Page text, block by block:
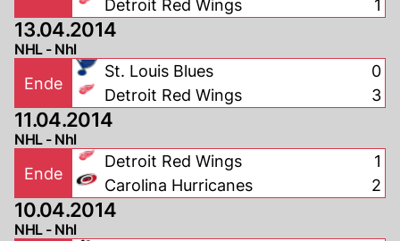
Detroit Red Wings
1
13.04.2014
NHL - Nhl
Ende
St. Louis Blues
Detroit Red Wings
0
3
11.04.2014
NHL - Nhl
Ende
Detroit Red Wings
Carolina Hurricanes
1
2
10.04.2014
NHL - Nhl